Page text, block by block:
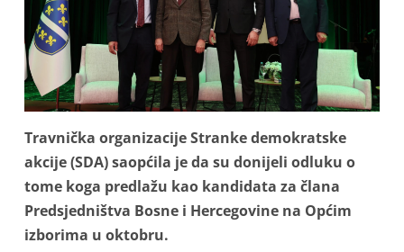
Travnička organizacije Stranke demokratske
akcije (SDA) saopćila je da su donijeli odluku o
tome koga predlažu kao kandidata za člana
Predsjedništva Bosne i Hercegovine na Općim
izborima u oktobru.